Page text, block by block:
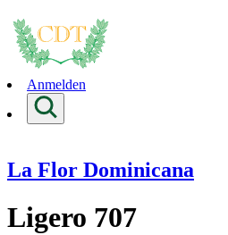
Anmelden
La Flor Dominicana
Ligero 707